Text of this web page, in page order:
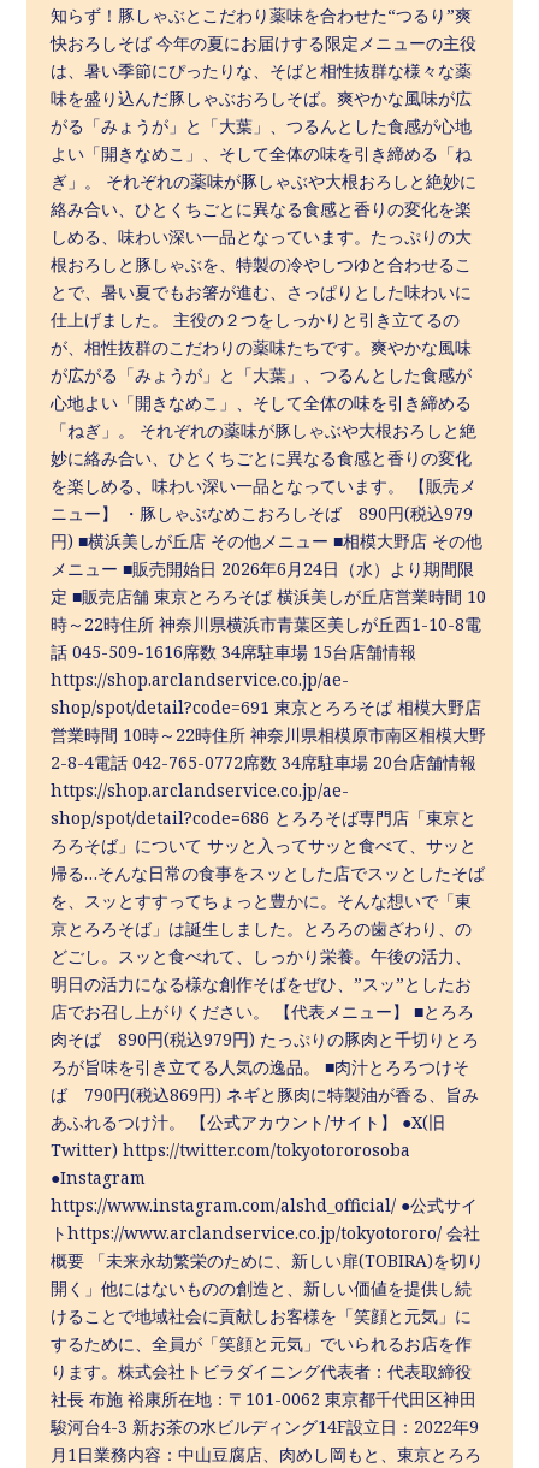
知らず！豚しゃぶとこだわり薬味を合わせた“つるり”爽
快おろしそば 今年の夏にお届けする限定メニューの主役
は、暑い季節にぴったりな、そばと相性抜群な様々な薬
味を盛り込んだ豚しゃぶおろしそば。爽やかな風味が広
がる「みょうが」と「大葉」、つるんとした食感が心地
よい「開きなめこ」、そして全体の味を引き締める「ね
ぎ」。 それぞれの薬味が豚しゃぶや大根おろしと絶妙に
絡み合い、ひとくちごとに異なる食感と香りの変化を楽
しめる、味わい深い一品となっています。たっぷりの大
根おろしと豚しゃぶを、特製の冷やしつゆと合わせるこ
とで、暑い夏でもお箸が進む、さっぱりとした味わいに
仕上げました。 主役の２つをしっかりと引き立てるの
が、相性抜群のこだわりの薬味たちです。爽やかな風味
が広がる「みょうが」と「大葉」、つるんとした食感が
心地よい「開きなめこ」、そして全体の味を引き締める
「ねぎ」。 それぞれの薬味が豚しゃぶや大根おろしと絶
妙に絡み合い、ひとくちごとに異なる食感と香りの変化
を楽しめる、味わい深い一品となっています。 【販売メ
ニュー】 ・豚しゃぶなめこおろしそば 890円(税込979
円) ■横浜美しが丘店 その他メニュー ■相模大野店 その他
メニュー ■販売開始日 2026年6月24日（水）より期間限
定 ■販売店舗 東京とろろそば 横浜美しが丘店営業時間 10
時～22時住所 神奈川県横浜市青葉区美しが丘西1-10-8電
話 045-509-1616席数 34席駐車場 15台店舗情報
https://shop.arclandservice.co.jp/ae-
shop/spot/detail?code=691 東京とろろそば 相模大野店
営業時間 10時～22時住所 神奈川県相模原市南区相模大野
2-8-4電話 042-765-0772席数 34席駐車場 20台店舗情報
https://shop.arclandservice.co.jp/ae-
shop/spot/detail?code=686 とろろそば専門店「東京と
ろろそば」について サッと入ってサッと食べて、サッと
帰る…そんな日常の食事をスッとした店でスッとしたそば
を、スッとすすってちょっと豊かに。そんな想いで「東
京とろろそば」は誕生しました。とろろの歯ざわり、の
どごし。スッと食べれて、しっかり栄養。午後の活力、
明日の活力になる様な創作そばをぜひ、”スッ”としたお
店でお召し上がりください。 【代表メニュー】 ■とろろ
肉そば 890円(税込979円) たっぷりの豚肉と千切りとろ
ろが旨味を引き立てる人気の逸品。 ■肉汁とろろつけそ
ば 790円(税込869円) ネギと豚肉に特製油が香る、旨み
あふれるつけ汁。 【公式アカウント/サイト】 ●X(旧
Twitter) https://twitter.com/tokyotororosoba
●Instagram
https://www.instagram.com/alshd_official/ ●公式サイ
トhttps://www.arclandservice.co.jp/tokyotororo/ 会社
概要 「未来永劫繁栄のために、新しい扉(TOBIRA)を切り
開く」他にはないものの創造と、新しい価値を提供し続
けることで地域社会に貢献しお客様を「笑顔と元気」に
するために、全員が「笑顔と元気」でいられるお店を作
ります。株式会社トビラダイニング代表者：代表取締役
社長 布施 裕康所在地：〒101-0062 東京都千代田区神田
駿河台4-3 新お茶の水ビルディング14F設立日：2022年9
月1日業務内容：中山豆腐店、肉めし岡もと、東京とろろ